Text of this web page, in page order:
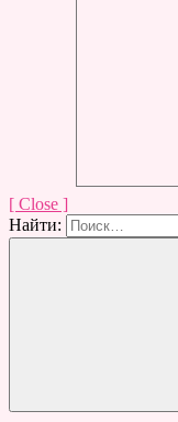
[ Close ]
Найти: